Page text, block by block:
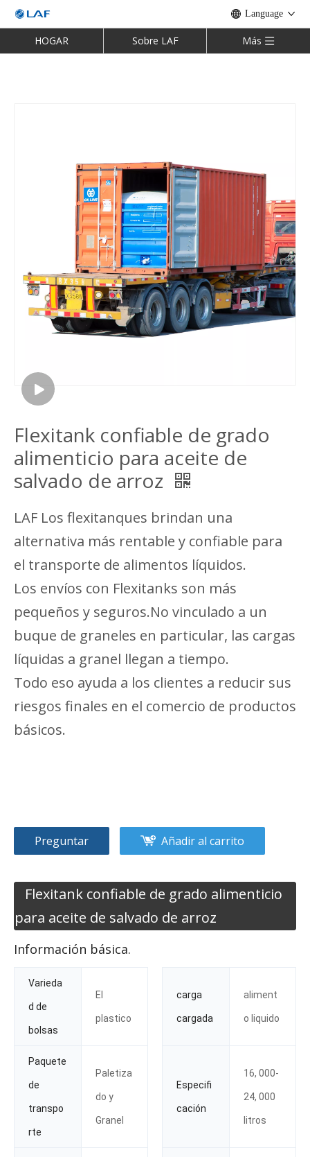
Language
HOGAR Sobre LAF Más
Flexitank confiable de grado
alimenticio para aceite de
salvado de arroz
LAF Los flexitanques brindan una
alternativa más rentable y confiable para
el transporte de alimentos líquidos.
Los envíos con Flexitanks son más
pequeños y seguros.No vinculado a un
buque de graneles en particular, las cargas
líquidas a granel llegan a tiempo.
Todo eso ayuda a los clientes a reducir sus
riesgos finales en el comercio de productos
básicos.
Preguntar Añadir al carrito
Flexitank confiable de grado alimenticio
para aceite de salvado de arroz
Información básica.
Varieda
d de
bolsas
El
plastico
carga
cargada
aliment
o liquido
Paquete
de
transpo
rte
Paletiza
do y
Granel
Especifi
cación
16, 000-
24, 000
litros